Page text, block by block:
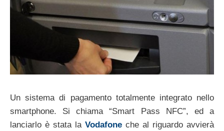
Un sistema di pagamento totalmente integrato nello
smartphone. Si chiama “Smart Pass NFC”, ed a
lanciarlo è stata la Vodafone che al riguardo avvierà